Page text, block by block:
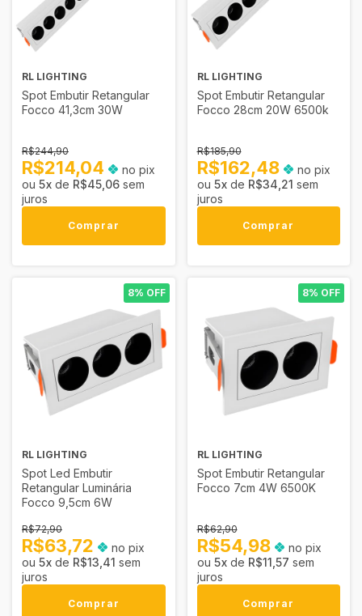
RL LIGHTING
Spot Embutir Retangular
Focco 41,3cm 30W
R$244,90
R$214,04
no pix
5x de R$45,06 sem
juros
Comprar
RL LIGHTING
Spot Embutir Retangular
Focco 28cm 20W 6500k
R$185,90
R$162,48
no pix
5x de R$34,21 sem
juros
Comprar
8% OFF
RL LIGHTING
Spot Led Embutir
Retangular Luminária
Focco 9,5cm 6W
R$72,90
R$63,72
no pix
5x de R$13,41 sem
juros
Comprar
8% OFF
RL LIGHTING
Spot Embutir Retangular
Focco 7cm 4W 6500K
R$62,90
R$54,98
no pix
5x de R$11,57 sem
juros
Comprar